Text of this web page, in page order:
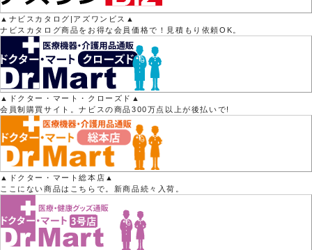
▲ナビスカタログ|アズワンビス▲
ナビスカタログ商品をお得な会員価格で！見積もり依頼OK。
▲ドクター・マート・クローズド▲
会員制購買サイト。ナビスの商品300万点以上が後払いで!
▲ドクター・マート総本店▲
ここにない商品はこちらで。新商品続々入荷。